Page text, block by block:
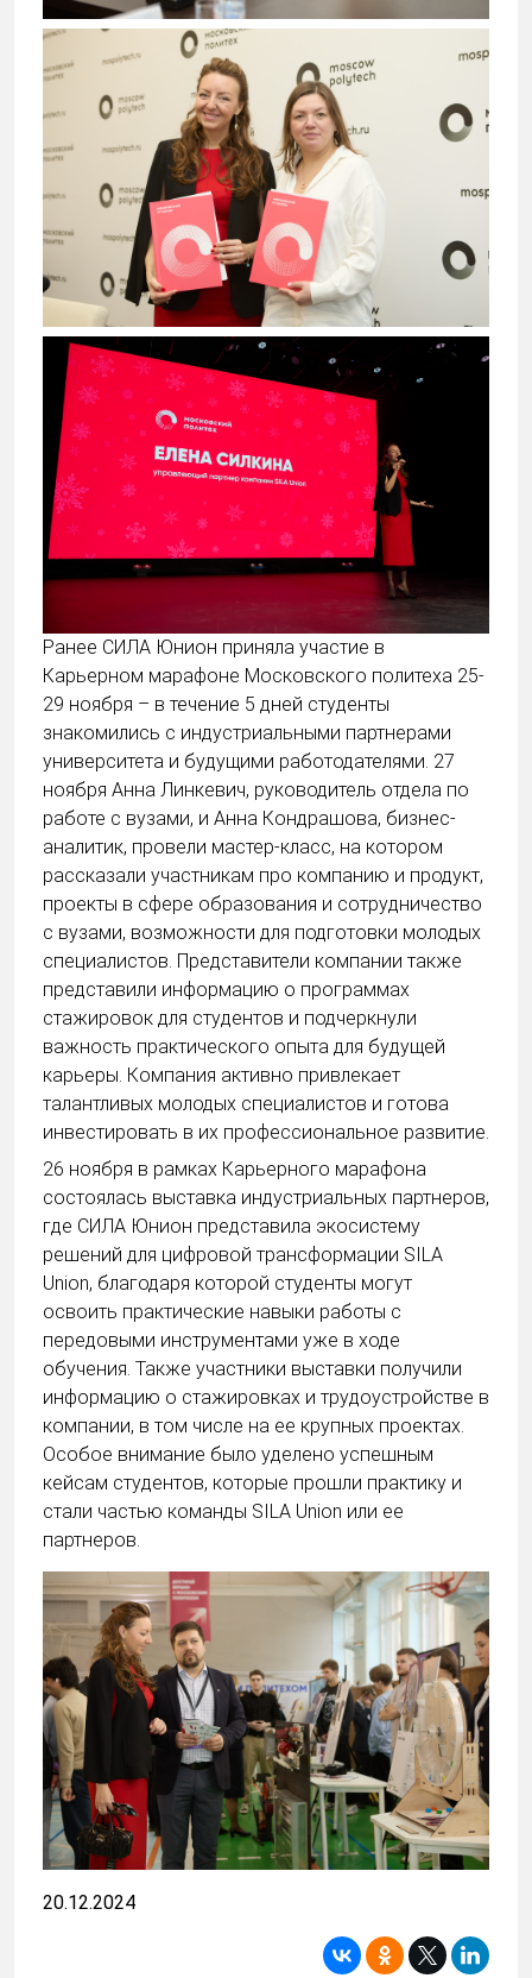
Ранее СИЛА Юнион приняла участие в
Карьерном марафоне Московского политеха 25-
29 ноября – в течение 5 дней студенты
знакомились с индустриальными партнерами
университета и будущими работодателями. 27
ноября Анна Линкевич, руководитель отдела по
работе с вузами, и Анна Кондрашова, бизнес-
аналитик, провели мастер-класс, на котором
рассказали участникам про компанию и продукт,
проекты в сфере образования и сотрудничество
с вузами, возможности для подготовки молодых
специалистов. Представители компании также
представили информацию о программах
стажировок для студентов и подчеркнули
важность практического опыта для будущей
карьеры. Компания активно привлекает
талантливых молодых специалистов и готова
инвестировать в их профессиональное развитие.
26 ноября в рамках Карьерного марафона
состоялась выставка индустриальных партнеров,
где СИЛА Юнион представила экосистему
решений для цифровой трансформации SILA
Union, благодаря которой студенты могут
освоить практические навыки работы с
передовыми инструментами уже в ходе
обучения. Также участники выставки получили
информацию о стажировках и трудоустройстве в
компании, в том числе на ее крупных проектах.
Особое внимание было уделено успешным
кейсам студентов, которые прошли практику и
стали частью команды SILA Union или ее
партнеров.
20.12.2024